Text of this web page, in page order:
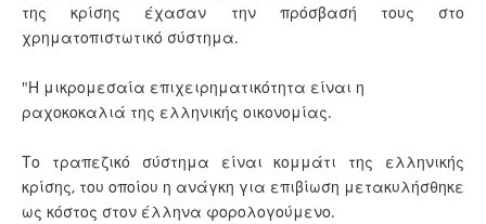
της κρίσης έχασαν την πρόσβασή τους στο
χρηματοπιστωτικό σύστημα.
"Η μικρομεσαία επιχειρηματικότητα είναι η
ραχοκοκαλιά της ελληνικής οικονομίας.
Το τραπεζικό σύστημα είναι κομμάτι της ελληνικής
κρίσης, του οποίου η ανάγκη για επιβίωση μετακυλήσθηκε
ως κόστος στον έλληνα φορολογούμενο.